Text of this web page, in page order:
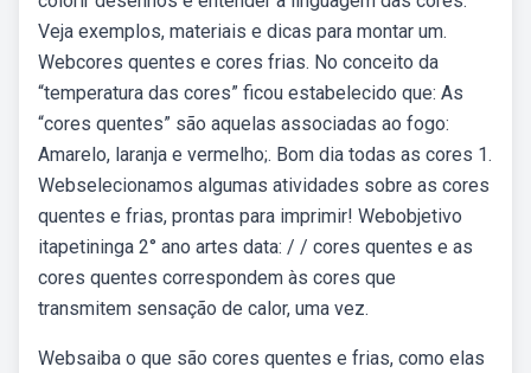
Veja exemplos, materiais e dicas para montar um.
Webcores quentes e cores frias. No conceito da
“temperatura das cores” ficou estabelecido que: As
“cores quentes” são aquelas associadas ao fogo:
Amarelo, laranja e vermelho;. Bom dia todas as cores 1.
Webselecionamos algumas atividades sobre as cores
quentes e frias, prontas para imprimir! Webobjetivo
itapetininga 2° ano artes data: / / cores quentes e as
cores quentes correspondem às cores que
transmitem sensação de calor, uma vez.
Websaiba o que são cores quentes e frias, como elas